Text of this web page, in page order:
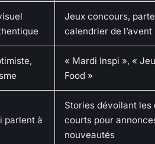
Jeux concours,
calendrier de l’avent
« Mardi Inspi », «
Food »
parlent à
Stories dévoilant les
courts pour
nouveautés